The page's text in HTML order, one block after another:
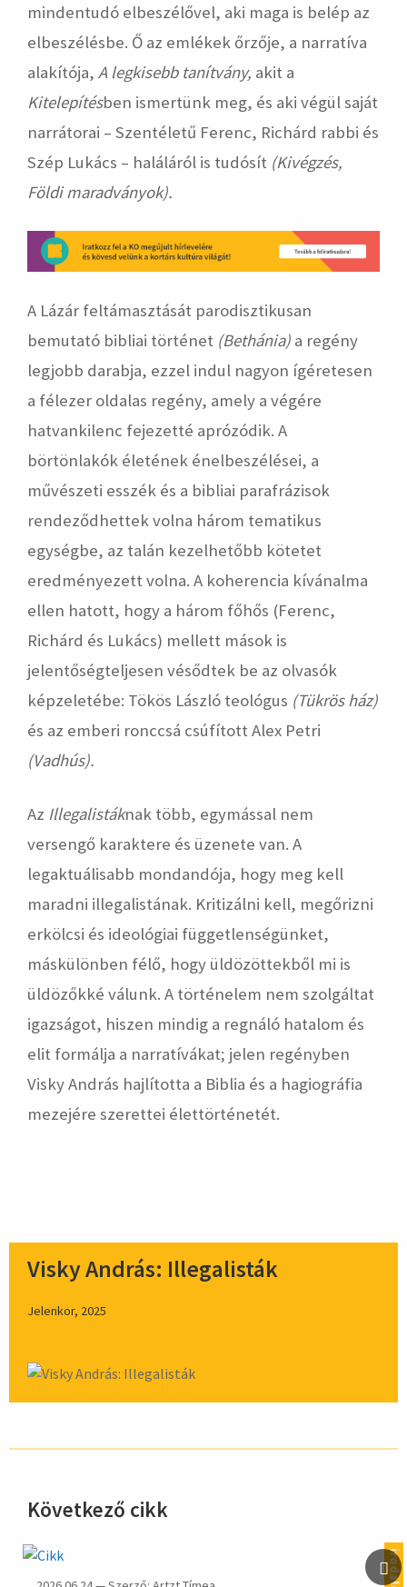
mindentudó elbeszélővel, aki maga is belép az
elbeszélésbe. Ő az emlékek őrzője, a narratíva
alakítója, A legkisebb tanítvány, akit a
Kitelepítésben ismertünk meg, és aki végül saját
narrátorai – Szentéletű Ferenc, Richárd rabbi és
Szép Lukács – haláláról is tudósít (Kivégzés,
Földi maradványok).
A Lázár feltámasztását parodisztikusan
bemutató bibliai történet (Bethánia) a regény
legjobb darabja, ezzel indul nagyon ígéretesen
a félezer oldalas regény, amely a végére
hatvankilenc fejezetté aprózódik. A
börtönlakók életének énelbeszélései, a
művészeti esszék és a bibliai parafrázisok
rendeződhettek volna három tematikus
egységbe, az talán kezelhetőbb kötetet
eredményezett volna. A koherencia kívánalma
ellen hatott, hogy a három főhős (Ferenc,
Richárd és Lukács) mellett mások is
jelentőségteljesen vésődtek be az olvasók
képzeletébe: Tökös László teológus (Tükrös ház)
és az emberi ronccsá csúfított Alex Petri
(Vadhús).
Az Illegalistáknak több, egymással nem
versengő karaktere és üzenete van. A
legaktuálisabb mondandója, hogy meg kell
maradni illegalistának. Kritizálni kell, megőrizni
erkölcsi és ideológiai függetlenségünket,
máskülönben félő, hogy üldözöttekből mi is
üldözőkké válunk. A történelem nem szolgáltat
igazságot, hiszen mindig a regnáló hatalom és
elit formálja a narratívákat; jelen regényben
Visky András hajlította a Biblia és a hagiográfia
mezejére szerettei élettörténetét.
Visky András: Illegalisták
Jelenkor, 2025
Következő cikk